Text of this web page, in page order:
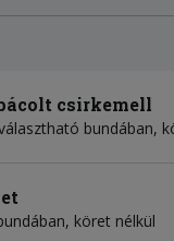
csirkemell
bundában,
köret nélkül